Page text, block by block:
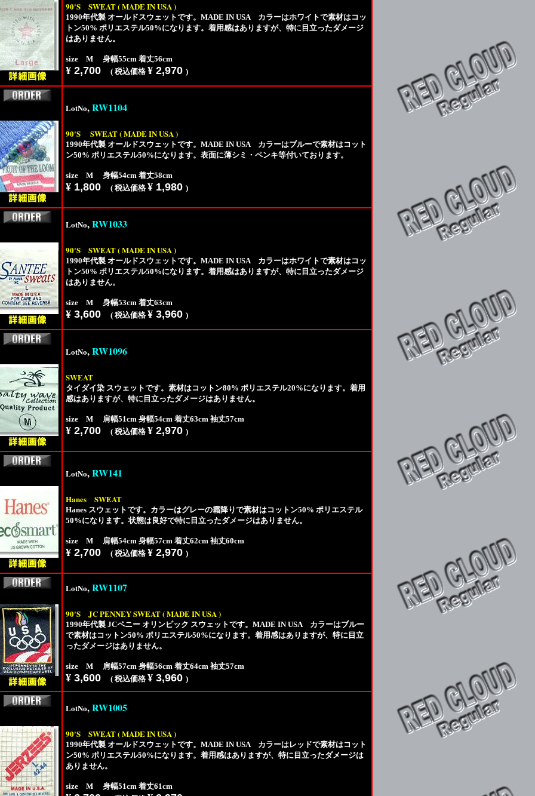
90'S SWEAT ( MADE IN USA )
1990年代製 オールドスウェットです。MADE IN USA カラーはホワイトで素材はコッ
トン50% ポリエステル50%になります。着用感はありますが、特に目立ったダメージ
はありません。
size M 身幅55cm 着丈56cm
¥ 2,700 ( 税込価格 ¥ 2,970 )
LotNo,RW1104
90'S SWEAT ( MADE IN USA )
1990年代製 オールドスウェットです。MADE IN USA カラーはブルーで素材はコット
ン50% ポリエステル50%になります。表面に薄シミ・ペンキ等付いております。
size M 身幅54cm 着丈58cm
¥ 1,800 ( 税込価格 ¥ 1,980 )
LotNo,RW1033
90'S SWEAT ( MADE IN USA )
1990年代製 オールドスウェットです。MADE IN USA カラーはホワイトで素材はコッ
トン50% ポリエステル50%になります。着用感はありますが、特に目立ったダメージ
はありません。
size M 身幅53cm 着丈63cm
¥ 3,600 ( 税込価格 ¥ 3,960 )
LotNo,RW1096
SWEAT
タイダイ染 スウェットです。素材はコットン80% ポリエステル20%になります。着用
感はありますが、特に目立ったダメージはありません。
size M 肩幅51cm 身幅54cm 着丈63cm 袖丈57cm
¥ 2,700 ( 税込価格 ¥ 2,970 )
LotNo,RW141
Hanes SWEAT
Hanes スウェットです。カラーはグレーの霜降りで素材はコットン50% ポリエステル
50%になります。状態は良好で特に目立ったダメージはありません。
size M 肩幅54cm 身幅57cm 着丈62cm 袖丈60cm
¥ 2,700 ( 税込価格 ¥ 2,970 )
LotNo,RW1107
90'S JC PENNEY SWEAT ( MADE IN USA )
1990年代製 JCペニー オリンピック スウェットです。MADE IN USA カラーはブルー
で素材はコットン50% ポリエステル50%になります。着用感はありますが、特に目立
ったダメージはありません。
size M 肩幅57cm 身幅56cm 着丈64cm 袖丈57cm
¥ 3,600 ( 税込価格 ¥ 3,960 )
LotNo,RW1005
90'S SWEAT ( MADE IN USA )
1990年代製 オールドスウェットです。MADE IN USA カラーはレッドで素材はコット
ン50% ポリエステル50%になります。着用感はありますが、特に目立ったダメージは
ありません。
size M 身幅51cm 着丈61cm